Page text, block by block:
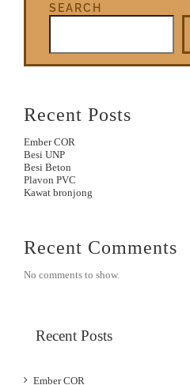
SEARCH
Recent Posts
Ember COR
Besi UNP
Besi Beton
Plavon PVC
Kawat bronjong
Recent Comments
No comments to show.
Recent Posts
Ember COR